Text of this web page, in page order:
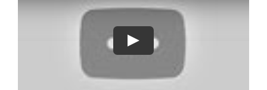
Play